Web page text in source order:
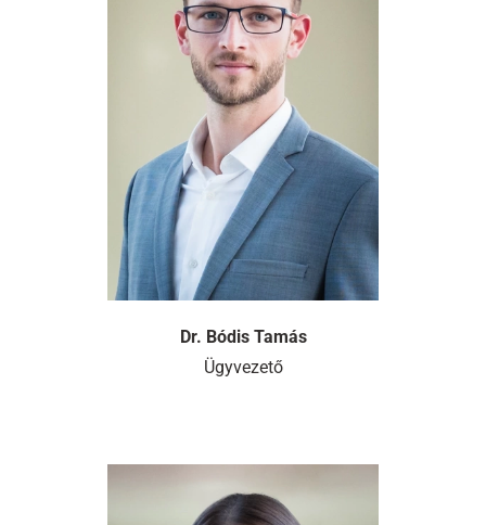
Dr. Bódis Tamás
Ügyvezető